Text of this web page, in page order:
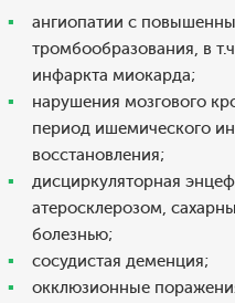
ангиопатии с
тромбообразования, в
инфаркта миокарда;
нарушения мозгового
период ишемического
восстановления;
дисциркуляторная
атеросклерозом,
болезнью;
сосудистая деменция;
окклюзионные